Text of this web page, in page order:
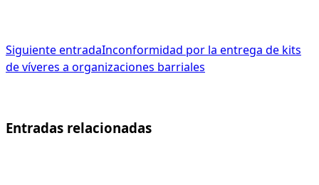
Siguiente entradaInconformidad por la entrega de kits
de víveres a organizaciones barriales
Entradas relacionadas